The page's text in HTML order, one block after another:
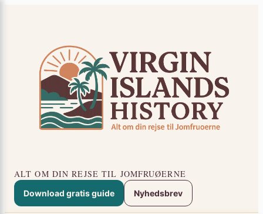
ALT OM DIN REJSE TIL JOMFRUØERNE
Download gratis guide Nyhedsbrev